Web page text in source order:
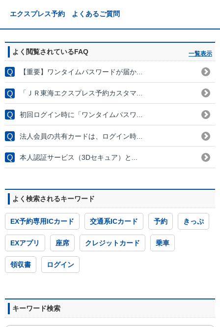
エクスプレス予約 よくあるご質問
よく閲覧されているFAQ 一覧表示
【重要】ワンタイムパスワードが届か...
「ＪＲ東海エクスプレス予約カスタマ...
初回ログイン時に「ワンタイムパスワ...
法人会員の共有カードは、ログイン時...
本人認証サービス（3Dセキュア）と...
よく検索されるキーワード
EX予約専用ICカード 交通系ICカード 予約 きっぷ
EXアプリ 座席 クレジットカード 乗車
領収書 ログイン
キーワード検索